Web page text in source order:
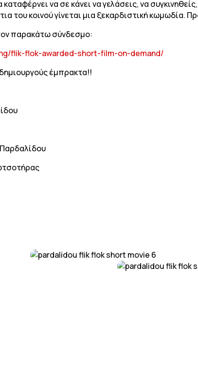
να σε κάνει να γελάσεις, να
του κοινού γίνεται μια ξεκαρδιστική κωμωδία.
παρακάτω σύνδεσμο:
flik-flok-awarded-short-film-on-demand/
έμπρακτα!!